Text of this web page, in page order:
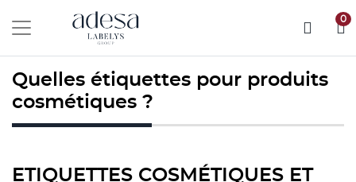
0
Quelles étiquettes pour produits
cosmétiques ?
ETIQUETTES COSMÉTIQUES ET